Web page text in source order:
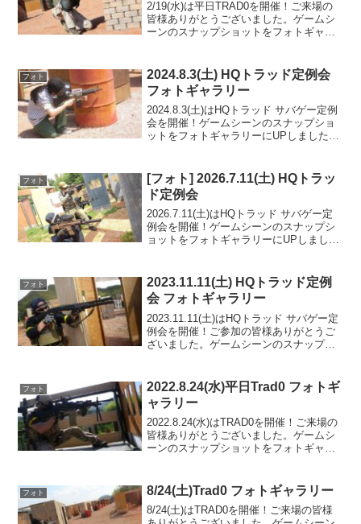
2/19(水)は平日TRAD0を開催！ご来場の
皆様ありがとうございました。ゲームシ
ーンのスナップショットをフォトギャラ
フォトアルバムをみる(Google Photo)
フォト
2024.8.3(土) HQトラッド定例会
フォトギャラリー
2024.8.3(土)はHQトラッド サバゲー定例
会を開催！ゲームシーンのスナップショ
ットをフォトギャラリーにUPしましたの
アルバムをみる(Google Ph...
フォト
[フォト] 2026.7.11(土) HQトラッ
ド定例会
2026.7.11(土)はHQトラッド サバゲー定
例会を開催！ゲームシーンのスナップシ
ョットをフォトギャラリーにUPしました
る(Google Photo)
フォト
2023.11.11(土) HQトラッド定例
会 フォトギャラリー
2023.11.11(土)はHQトラッド サバゲー定
例会を開催！ご参加の皆様ありがとうご
ざいました。ゲームシーンのスナップシ
お待ちしております。MAP 3.0 EAR...
フォト
2022.8.24(水)平日Trad0 フォトギ
ャラリー
2022.8.24(水)はTRAD0を開催！ご来場の
皆様ありがとうございました。ゲームシ
ーンのスナップショットをフォトギャラ
トアルバムをみる(Google Photo...
フォト 8/24(土)Trad0 フォトギャラリー
8/24(土)はTRAD0を開催！ご来場の皆様